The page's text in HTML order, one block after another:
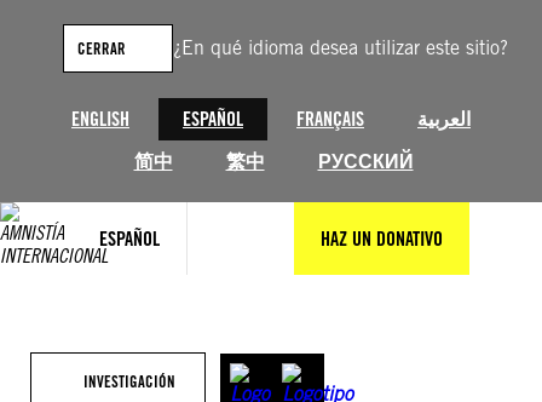
¿En qué idioma desea utilizar este sitio?
ENGLISH ESPAÑOL FRANÇAIS
العربية
简中
繁中 РУССКИЙ
CERRAR
ESPAÑOL HAZ UN DONATIVO
contenido
INVESTIGACIÓN